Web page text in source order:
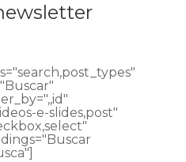
e-slides,post"